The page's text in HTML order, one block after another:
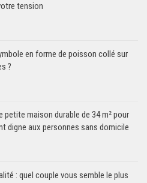
tension
en forme de poisson collé sur
?
petite maison durable de 34 m² pour
digne aux personnes sans domicile
: quel couple vous semble le plus